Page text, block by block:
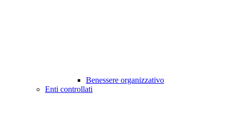
Benessere organizzativo
Enti controllati